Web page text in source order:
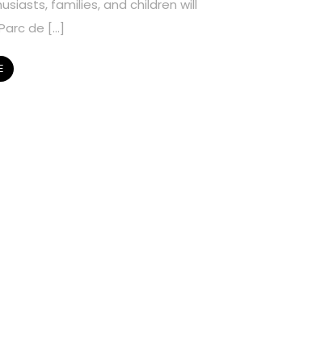
families, and children will
de […]